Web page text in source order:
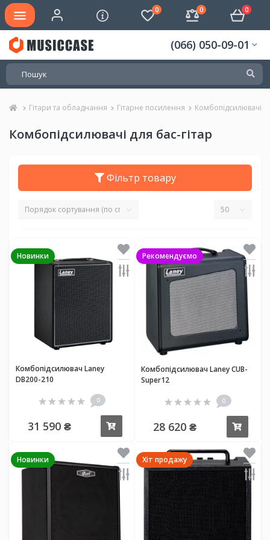
0 0 0
(066) 050-09-01
Гітари та обладнання Гітарне посилення Комбопідсилювачі
Комбопідсилювачі для бас-гітар
Фільтр товару
Новинки
Комбопідсилювач Laney
DB200-210
0
31 590 ₴
Рекомендуємо
Комбопідсилювач Laney CUB-
Super12
0
28 620 ₴
Новинки Хіт продажу